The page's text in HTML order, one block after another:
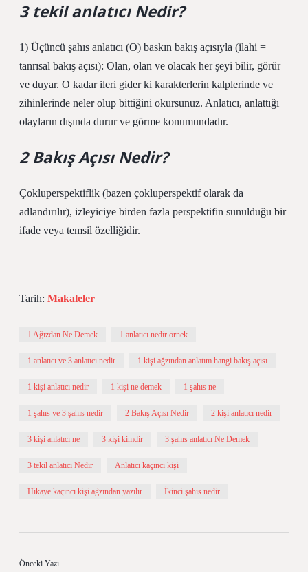
3 tekil anlatıcı Nedir?
1) Üçüncü şahıs anlatıcı (O) baskın bakış açısıyla (ilahi =
tanrısal bakış açısı): Olan, olan ve olacak her şeyi bilir, görür
ve duyar. O kadar ileri gider ki karakterlerin kalplerinde ve
zihinlerinde neler olup bittiğini okursunuz. Anlatıcı, anlattığı
olayların dışında durur ve görme konumundadır.
2 Bakış Açısı Nedir?
Çokluperspektiflik (bazen çokluperspektif olarak da
adlandırılır), izleyiciye birden fazla perspektifin sunulduğu bir
ifade veya temsil özelliğidir.
Tarih: Makaleler
1 Ağızdan Ne Demek 1 anlatıcı nedir örnek
1 anlatıcı ve 3 anlatıcı nedir 1 kişi ağzından anlatım hangi bakış açısı
1 kişi anlatıcı nedir 1 kişi ne demek 1 şahıs ne
1 şahıs ve 3 şahıs nedir 2 Bakış Açısı Nedir 2 kişi anlatıcı nedir
3 kişi anlatıcı ne 3 kişi kimdir 3 şahıs anlatıcı Ne Demek
3 tekil anlatıcı Nedir Anlatıcı kaçıncı kişi
Hikaye kaçıncı kişi ağzından yazılır İkinci şahıs nedir
Önceki Yazı